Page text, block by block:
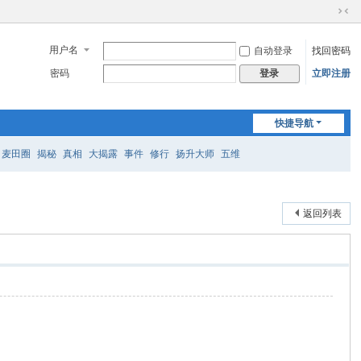
切
到
窄
用户名 自动登录
找回密码
密码
登录 立即注册
快捷导航
麦田圈 揭秘 真相 大揭露 事件 修行 扬升大师 五维
返回列表